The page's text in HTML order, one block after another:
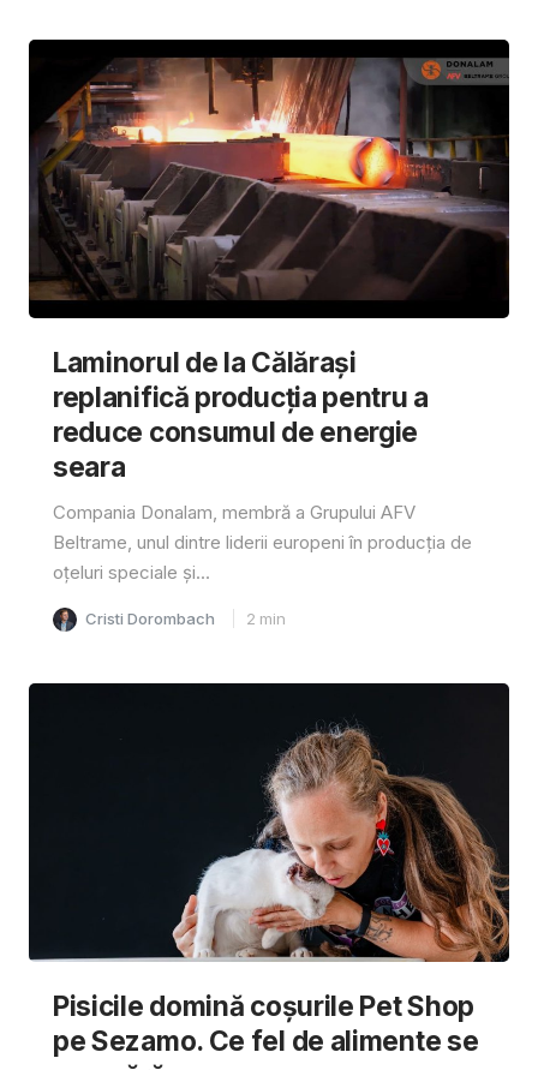
Laminorul de la Călărași
replanifică producția pentru a
reduce consumul de energie
seara
Compania Donalam, membră a Grupului AFV
Beltrame, unul dintre liderii europeni în producția de
oțeluri speciale și...
Cristi Dorombach 2 min
Pisicile domină coșurile Pet Shop
pe Sezamo. Ce fel de alimente se